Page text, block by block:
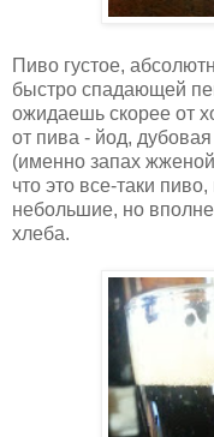
Пиво густое,
быстро спадающей
ожидаешь скорее от
от пива - йод,
(именно запах
что это все-таки
небольшие, но
хлеба.